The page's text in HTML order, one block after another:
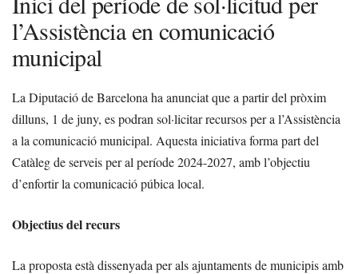
l’Assistència en comunicació
municipal
La Diputació de Barcelona ha anunciat que a partir del pròxim
dilluns, 1 de juny, es podran sol·licitar recursos per a l’Assistència
a la comunicació municipal. Aquesta iniciativa forma part del
Catàleg de serveis per al període 2024-2027, amb l’objectiu
d’enfortir la comunicació púbica local.
Objectius del recurs
La proposta està dissenyada per als ajuntaments de municipis amb